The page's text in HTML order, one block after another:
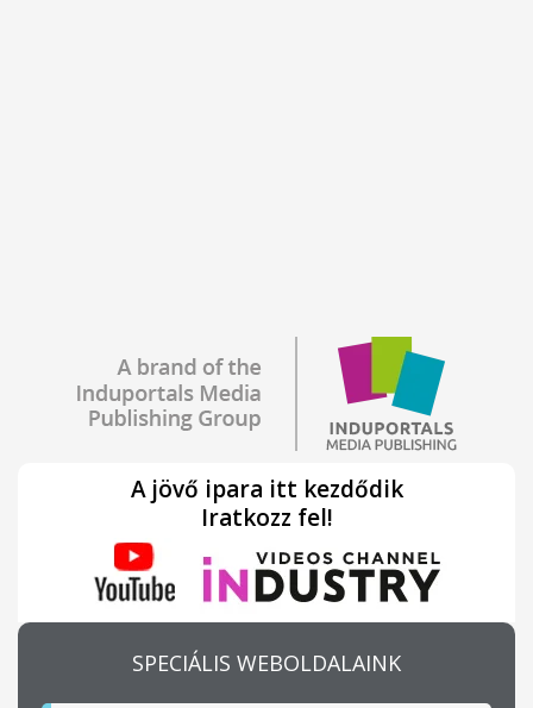
A jövő ipara itt kezdődik
Iratkozz fel!
SPECIÁLIS WEBOLDALAINK